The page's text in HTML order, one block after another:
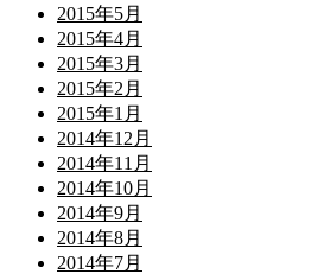
2015年5月
2015年4月
2015年3月
2015年2月
2015年1月
2014年12月
2014年11月
2014年10月
2014年9月
2014年8月
2014年7月